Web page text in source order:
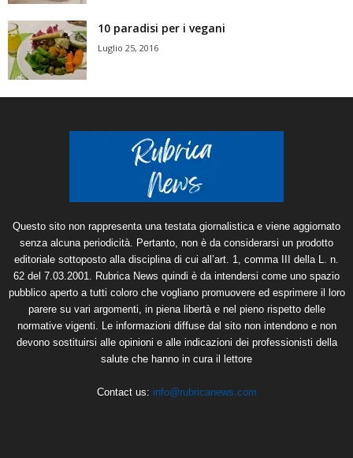
10 paradisi per i vegani
Luglio 25, 2016
Questo sito non rappresenta una testata giornalistica e viene aggiornato
senza alcuna periodicità. Pertanto, non è da considerarsi un prodotto
editoriale sottoposto alla disciplina di cui all’art. 1, comma III della L. n.
62 del 7.03.2001. Rubrica News quindi è da intendersi come uno spazio
pubblico aperto a tutti coloro che vogliano promuovere ed esprimere il loro
parere su vari argomenti, in piena libertà e nel pieno rispetto delle
normative vigenti. Le informazioni diffuse dal sito non intendono e non
devono sostituirsi alle opinioni e alle indicazioni dei professionisti della
salute che hanno in cura il lettore
Contact us: info@rubricanews.com